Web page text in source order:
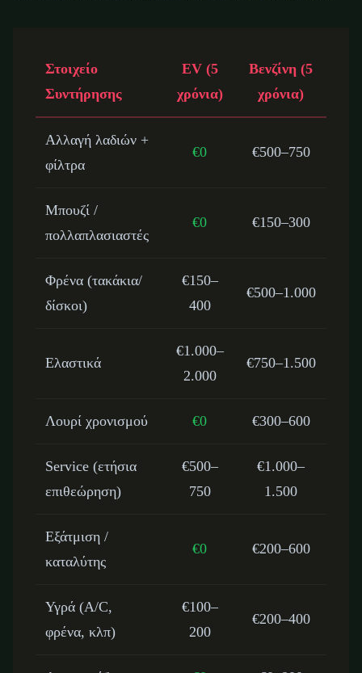
Στοιχείο
Συντήρησης
EV (5
χρόνια)
Βενζίνη (5
χρόνια)
Αλλαγή λαδιών +
φίλτρα
€0 €500–750
Μπουζί /
πολλαπλασιαστές
€0 €150–300
Φρένα (τακάκια/
δίσκοι)
€150–
400
€500–1.000
Ελαστικά
€1.000–
2.000
€750–1.500
Λουρί χρονισμού €0 €300–600
Service (ετήσια
επιθεώρηση)
€500–
750
€1.000–
1.500
Εξάτμιση /
καταλύτης
€0 €200–600
Υγρά (A/C,
φρένα, κλπ)
€100–
200
€200–400